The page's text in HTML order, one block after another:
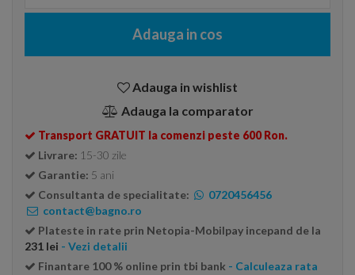
Adauga in cos
Adauga in wishlist
Adauga la comparator
Transport GRATUIT la comenzi peste 600 Ron.
Livrare: 15-30 zile
Garantie: 5 ani
Consultanta de specialitate:
0720456456
contact@bagno.ro
Plateste in rate prin Netopia-Mobilpay incepand de la
231 lei - Vezi detalii
Finantare 100 % online prin tbi bank - Calculeaza rata